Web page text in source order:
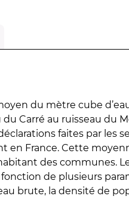
du mètre cube
Carré au ruisseau du
faites par les
en France. Cette
des communes.
de plusieurs
brute, la densité de